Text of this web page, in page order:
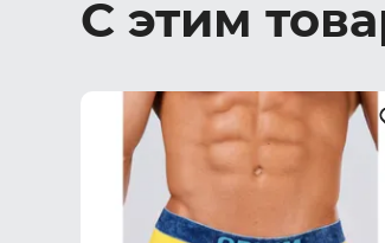
С этим